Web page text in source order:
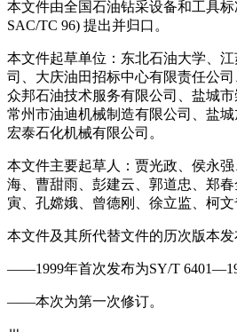
本文件由全国石油钻采设备和工具
SAC/TC 96) 提出并归口。
本文件起草单位：东北石油大学、
司、大庆油田招标中心有限责任公
众邦石油技术服务有限公司、盐城市
常州市油迪机械制造有限公司、盐
宏泰石化机械有限公司。
本文件主要起草人：贾光政、侯永
海、曹甜雨、彭建云、郭道忠、郑
寅、孔嫦娥、曾德刚、徐立监、柯文
本文件及其所代替文件的历次版本发
——1999年首次发布为SY/T
——本次为第一次修订。